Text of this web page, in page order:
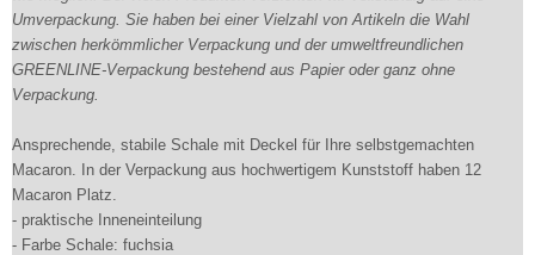
Umverpackung. Sie haben bei einer Vielzahl von Artikeln die Wahl
zwischen herkömmlicher Verpackung und der umweltfreundlichen
GREENLINE-Verpackung bestehend aus Papier oder ganz ohne
Verpackung.
Ansprechende, stabile Schale mit Deckel für Ihre selbstgemachten
Macaron. In der Verpackung aus hochwertigem Kunststoff haben 12
Macaron Platz.
- praktische Inneneinteilung
- Farbe Schale: fuchsia